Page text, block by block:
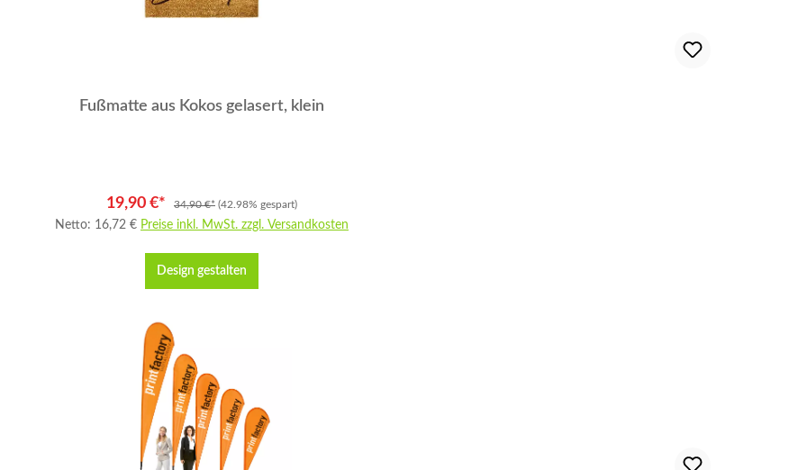
Fußmatte aus Kokos gelasert, klein
19,90 €* 34,90 €* (42.98% gespart)
Netto: 16,72 € Preise inkl. MwSt. zzgl. Versandkosten
Design gestalten